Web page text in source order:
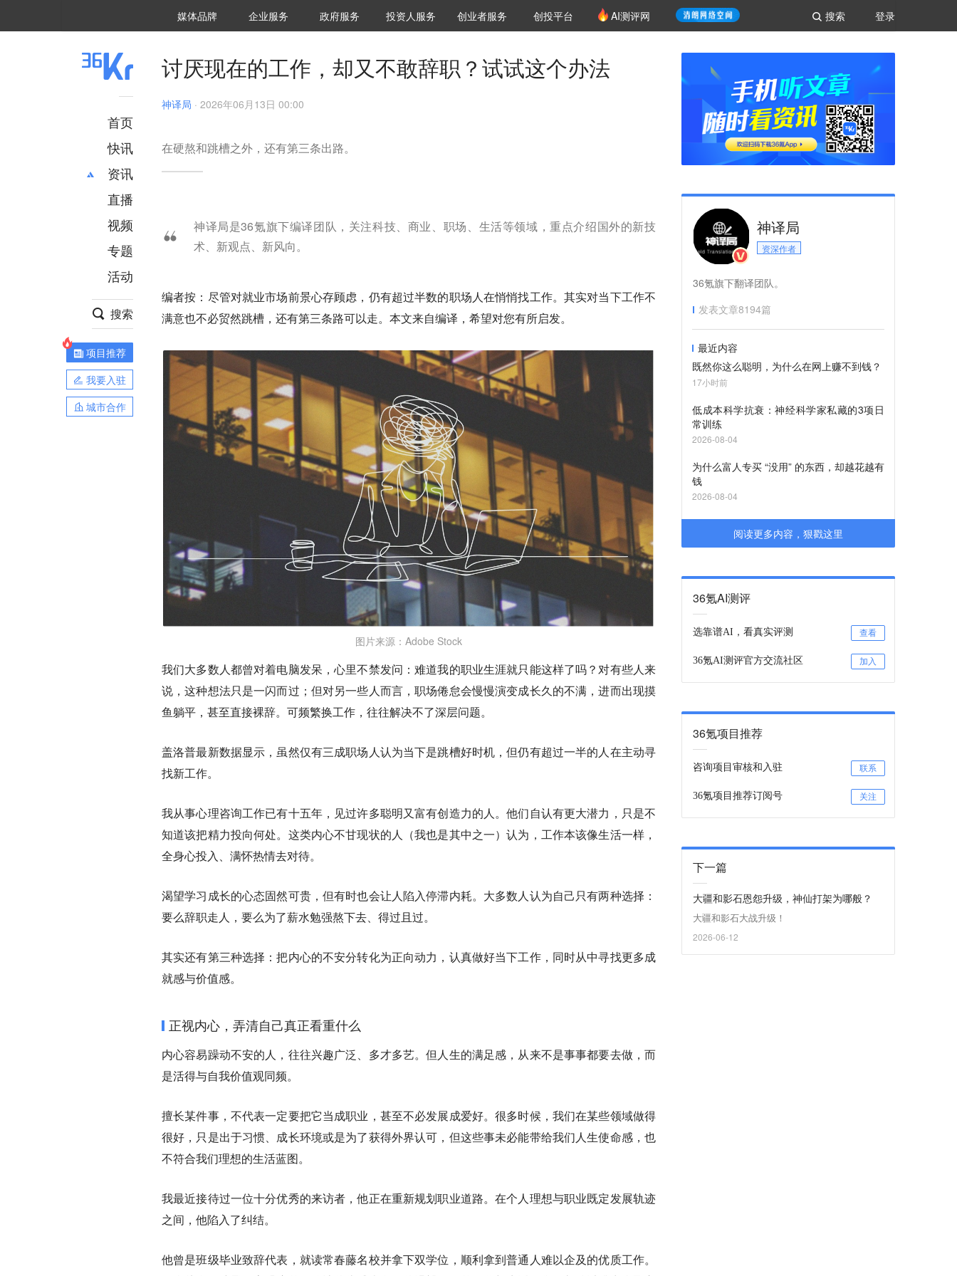
登录
搜索
媒体品牌 36Kr研究院
企业服务 城市之窗
政府服务 VClub投资机构库
投资机构职位推介
投资人服务 创投氪堂
创业者服务 创投平台 AI测评网
首页
快讯
资讯
推荐
财经
项目推荐
安徽
直播
视频
专题
活动
搜索
项目推荐
我要入驻
城市合作
讨厌现在的工作，却又不敢辞职？试试这个办法
神译局 · 2026年06月13日 00:00
在硬熬和跳槽之外，还有第三条出路。
神译局是36氪旗下编译团队，关注科技、商业、职场、生活等领域，重点介绍国外的新技
术、新观点、新风向。
编者按：尽管对就业市场前景心存顾虑，仍有超过半数的职场人在悄悄找工作。其实对当下工作不
满意也不必贸然跳槽，还有第三条路可以走。本文来自编译，希望对您有所启发。
图片来源：Adobe Stock
我们大多数人都曾对着电脑发呆，心里不禁发问：难道我的职业生涯就只能这样了吗？对有些人来
说，这种想法只是一闪而过；但对另一些人而言，职场倦怠会慢慢演变成长久的不满，进而出现摸
鱼躺平，甚至直接裸辞。可频繁换工作，往往解决不了深层问题。
盖洛普最新数据显示，虽然仅有三成职场人认为当下是跳槽好时机，但仍有超过一半的人在主动寻
找新工作。
我从事心理咨询工作已有十五年，见过许多聪明又富有创造力的人。他们自认有更大潜力，只是不
知道该把精力投向何处。这类内心不甘现状的人（我也是其中之一）认为，工作本该像生活一样，
全身心投入、满怀热情去对待。
渴望学习成长的心态固然可贵，但有时也会让人陷入停滞内耗。大多数人认为自己只有两种选择：
要么辞职走人，要么为了薪水勉强熬下去、得过且过。
其实还有第三种选择：把内心的不安分转化为正向动力，认真做好当下工作，同时从中寻找更多成
就感与价值感。
正视内心，弄清自己真正看重什么
内心容易躁动不安的人，往往兴趣广泛、多才多艺。但人生的满足感，从来不是事事都要去做，而
是活得与自我价值观同频。
擅长某件事，不代表一定要把它当成职业，甚至不必发展成爱好。很多时候，我们在某些领域做得
很好，只是出于习惯、成长环境或是为了获得外界认可，但这些事未必能带给我们人生使命感，也
不符合我们理想的生活蓝图。
我最近接待过一位十分优秀的来访者，他正在重新规划职业道路。在个人理想与职业既定发展轨迹
之间，他陷入了纠结。
他曾是班级毕业致辞代表，就读常春藤名校并拿下双学位，顺利拿到普通人难以企及的优质工作。
神译局
资深作者
36氪旗下翻译团队。
发表文章8194篇
最近内容
既然你这么聪明，为什么在网上赚不到钱？
17小时前
低成本科学抗衰：神经科学家私藏的3项日
常训练
2026-08-04
为什么富人专买 “没用” 的东西，却越花越有
钱
2026-08-04
阅读更多内容，狠戳这里
36氪AI测评
选靠谱AI，看真实评测 查看
36氪AI测评官方交流社区 加入
36氪项目推荐
咨询项目审核和入驻 联系
36氪项目推荐订阅号 关注
下一篇
大疆和影石恩怨升级，神仙打架为哪般？
大疆和影石大战升级！
2026-06-12